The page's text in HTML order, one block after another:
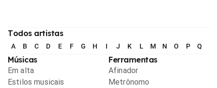
Todos artistas
A B C D E F G H I J K L M N O P Q
Músicas
Em alta
Estilos musicais
Ferramentas
Afinador
Metrônomo